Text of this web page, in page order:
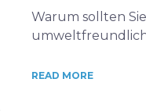
Warum sollten
READ MORE